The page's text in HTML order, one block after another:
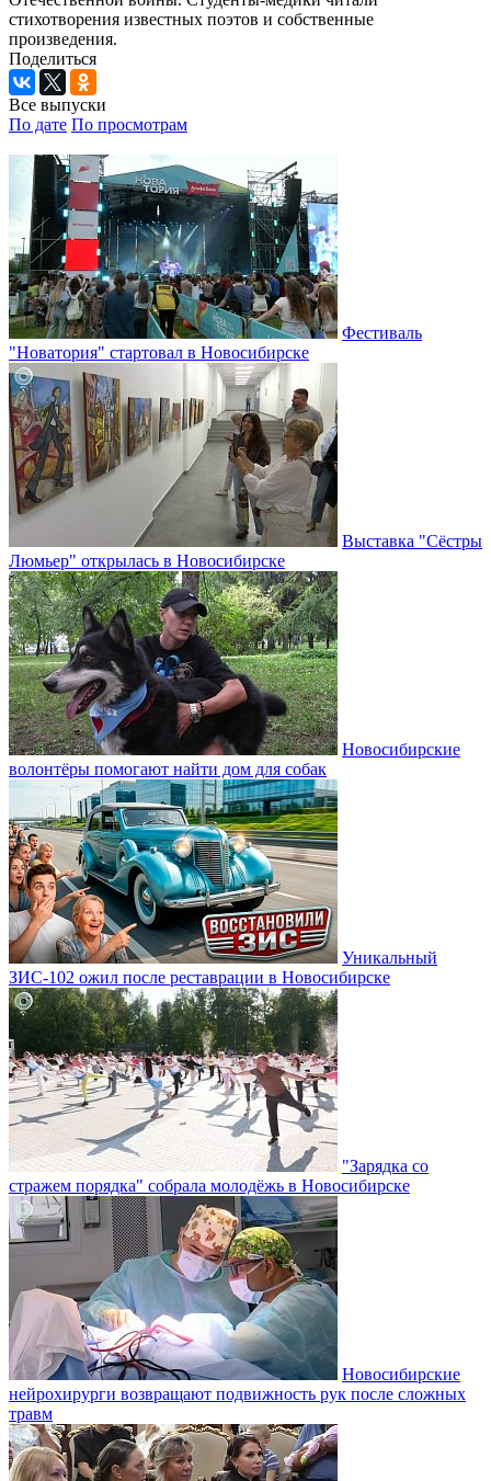
стихотворения известных поэтов и собственные
произведения.
Поделиться
Все выпуски
По дате По просмотрам
Фестиваль
"Новатория" стартовал в Новосибирске
Выставка "Сёстры
Люмьер" открылась в Новосибирске
Новосибирские
волонтёры помогают найти дом для собак
Уникальный
ЗИС-102 ожил после реставрации в Новосибирске
"Зарядка со
стражем порядка" собрала молодёжь в Новосибирске
Новосибирские
нейрохирурги возвращают подвижность рук после сложных
травм